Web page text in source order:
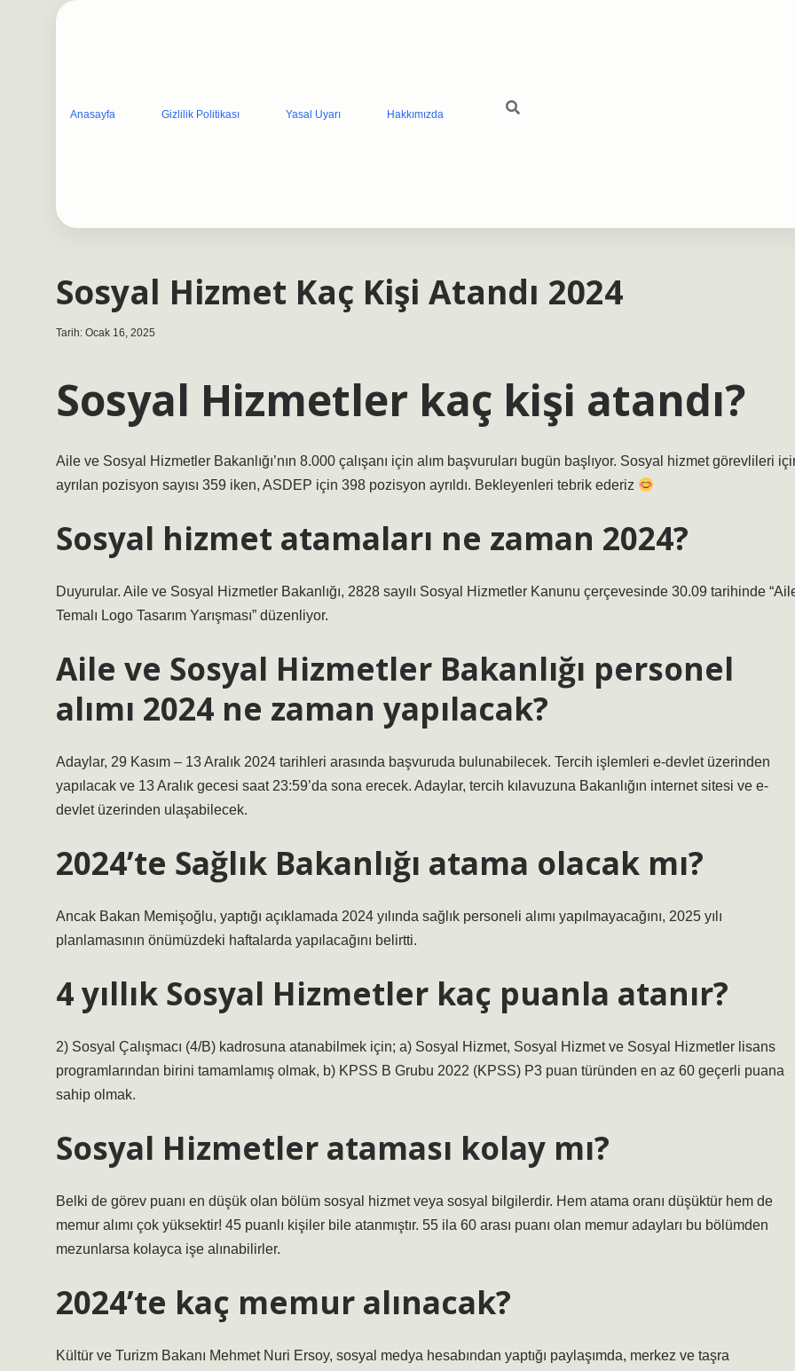
Anasayfa Gizlilik Politikası Yasal Uyarı Hakkımızda
Sosyal Hizmet Kaç Kişi Atandı 2024
Tarih: Ocak 16, 2025
Sosyal Hizmetler kaç kişi atandı?
Aile ve Sosyal Hizmetler Bakanlığı’nın 8.000 çalışanı için alım başvuruları bugün başlıyor. Sosyal hizmet görevlileri
ayrılan pozisyon sayısı 359 iken, ASDEP için 398 pozisyon ayrıldı. Bekleyenleri tebrik ederiz
Sosyal hizmet atamaları ne zaman 2024?
Duyurular. Aile ve Sosyal Hizmetler Bakanlığı, 2828 sayılı Sosyal Hizmetler Kanunu çerçevesinde 30.09 tarihinde
Temalı Logo Tasarım Yarışması” düzenliyor.
Aile ve Sosyal Hizmetler Bakanlığı personel
alımı 2024 ne zaman yapılacak?
Adaylar, 29 Kasım – 13 Aralık 2024 tarihleri ​​arasında başvuruda bulunabilecek. Tercih işlemleri e-devlet üzerinden
yapılacak ve 13 Aralık gecesi saat 23:59’da sona erecek. Adaylar, tercih kılavuzuna Bakanlığın internet sitesi ve e-
devlet üzerinden ulaşabilecek.
2024’te Sağlık Bakanlığı atama olacak mı?
Ancak Bakan Memişoğlu, yaptığı açıklamada 2024 yılında sağlık personeli alımı yapılmayacağını, 2025 yılı
planlamasının önümüzdeki haftalarda yapılacağını belirtti.
4 yıllık Sosyal Hizmetler kaç puanla atanır?
2) Sosyal Çalışmacı (4/B) kadrosuna atanabilmek için; a) Sosyal Hizmet, Sosyal Hizmet ve Sosyal Hizmetler lisans
programlarından birini tamamlamış olmak, b) KPSS B Grubu 2022 (KPSS) P3 puan türünden en az 60 geçerli puana
sahip olmak.
Sosyal Hizmetler ataması kolay mı?
Belki de görev puanı en düşük olan bölüm sosyal hizmet veya sosyal bilgilerdir. Hem atama oranı düşüktür hem de
memur alımı çok yüksektir! 45 puanlı kişiler bile atanmıştır. 55 ila 60 arası puanı olan memur adayları bu bölümden
mezunlarsa kolayca işe alınabilirler.
2024’te kaç memur alınacak?
Kültür ve Turizm Bakanı Mehmet Nuri Ersoy, sosyal medya hesabından yaptığı paylaşımda, merkez ve taşra